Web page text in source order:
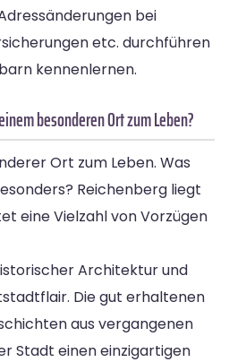
bei
etc. durchführen
kennenlernen.
besonderen Ort zum Leben?
Ort zum Leben. Was
Reichenberg liegt
eine Vielzahl von Vorzügen
Architektur und
Die gut erhaltenen
aus vergangenen
Stadt einen einzigartigen